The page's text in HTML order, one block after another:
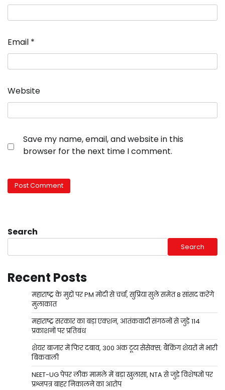
Email *
Website
Save my name, email, and website in this
browser for the next time I comment.
Search
Search
Recent Posts
महाराष्ट्र के मुद्दों पर PM मोदी से चर्चा, सुप्रिया सुले समेत 8 सांसद करेंगे
मुलाकात
महाराष्ट्र सरकार का बड़ा एक्शन, आतंकवादी संगठनों से जुड़े 114
प्रकाशनों पर प्रतिबंध
शेयर बाजार में फिर दबाव, 300 अंक टूटा सेंसेक्स; बैंकिंग शेयरों में भारी
बिकवाली
NEET-UG पेपर लीक मामले में बड़ा खुलासा, NTA से जुड़े विशेषज्ञों पर
प्रश्नपत्र बाहर निकालने का आरोप